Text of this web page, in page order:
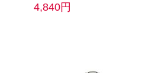
4,840円